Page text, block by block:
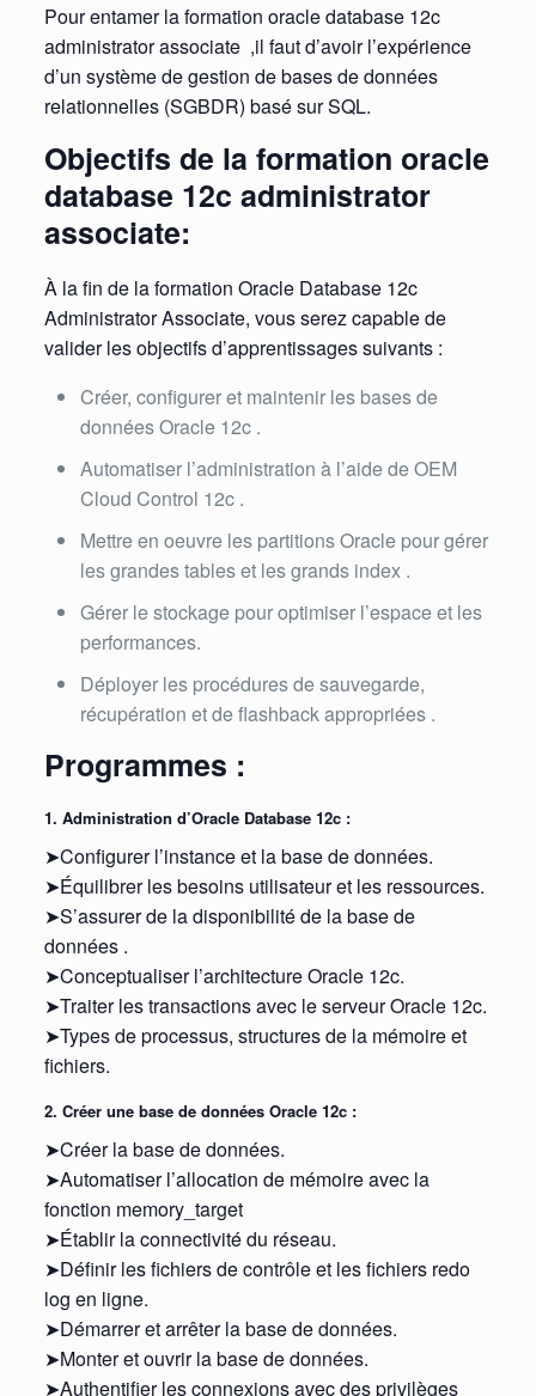
Pour entamer la formation oracle database 12c
administrator associate ,il faut d’avoir l’expérience
d’un système de gestion de bases de données
relationnelles (SGBDR) basé sur SQL.
Objectifs de la formation oracle
database 12c administrator
associate:
À la fin de la formation Oracle Database 12c
Administrator Associate, vous serez capable de
valider les objectifs d’apprentissages suivants :
Créer, configurer et maintenir les bases de
données Oracle 12c .
Automatiser l’administration à l’aide de OEM
Cloud Control 12c .
Mettre en oeuvre les partitions Oracle pour gérer
les grandes tables et les grands index .
Gérer le stockage pour optimiser l’espace et les
performances.
Déployer les procédures de sauvegarde,
récupération et de flashback appropriées .
Programmes :
1. Administration d’Oracle Database 12c :
➤Configurer l’instance et la base de données.
➤Équilibrer les besoins utilisateur et les ressources.
➤S’assurer de la disponibilité de la base de
données .
➤Conceptualiser l’architecture Oracle 12c.
➤Traiter les transactions avec le serveur Oracle 12c.
➤Types de processus, structures de la mémoire et
fichiers.
2. Créer une base de données Oracle 12c :
➤Créer la base de données.
➤Automatiser l’allocation de mémoire avec la
fonction memory_target
➤Établir la connectivité du réseau.
➤Définir les fichiers de contrôle et les fichiers redo
log en ligne.
➤Démarrer et arrêter la base de données.
➤Monter et ouvrir la base de données.
➤Authentifier les connexions avec des privilèges